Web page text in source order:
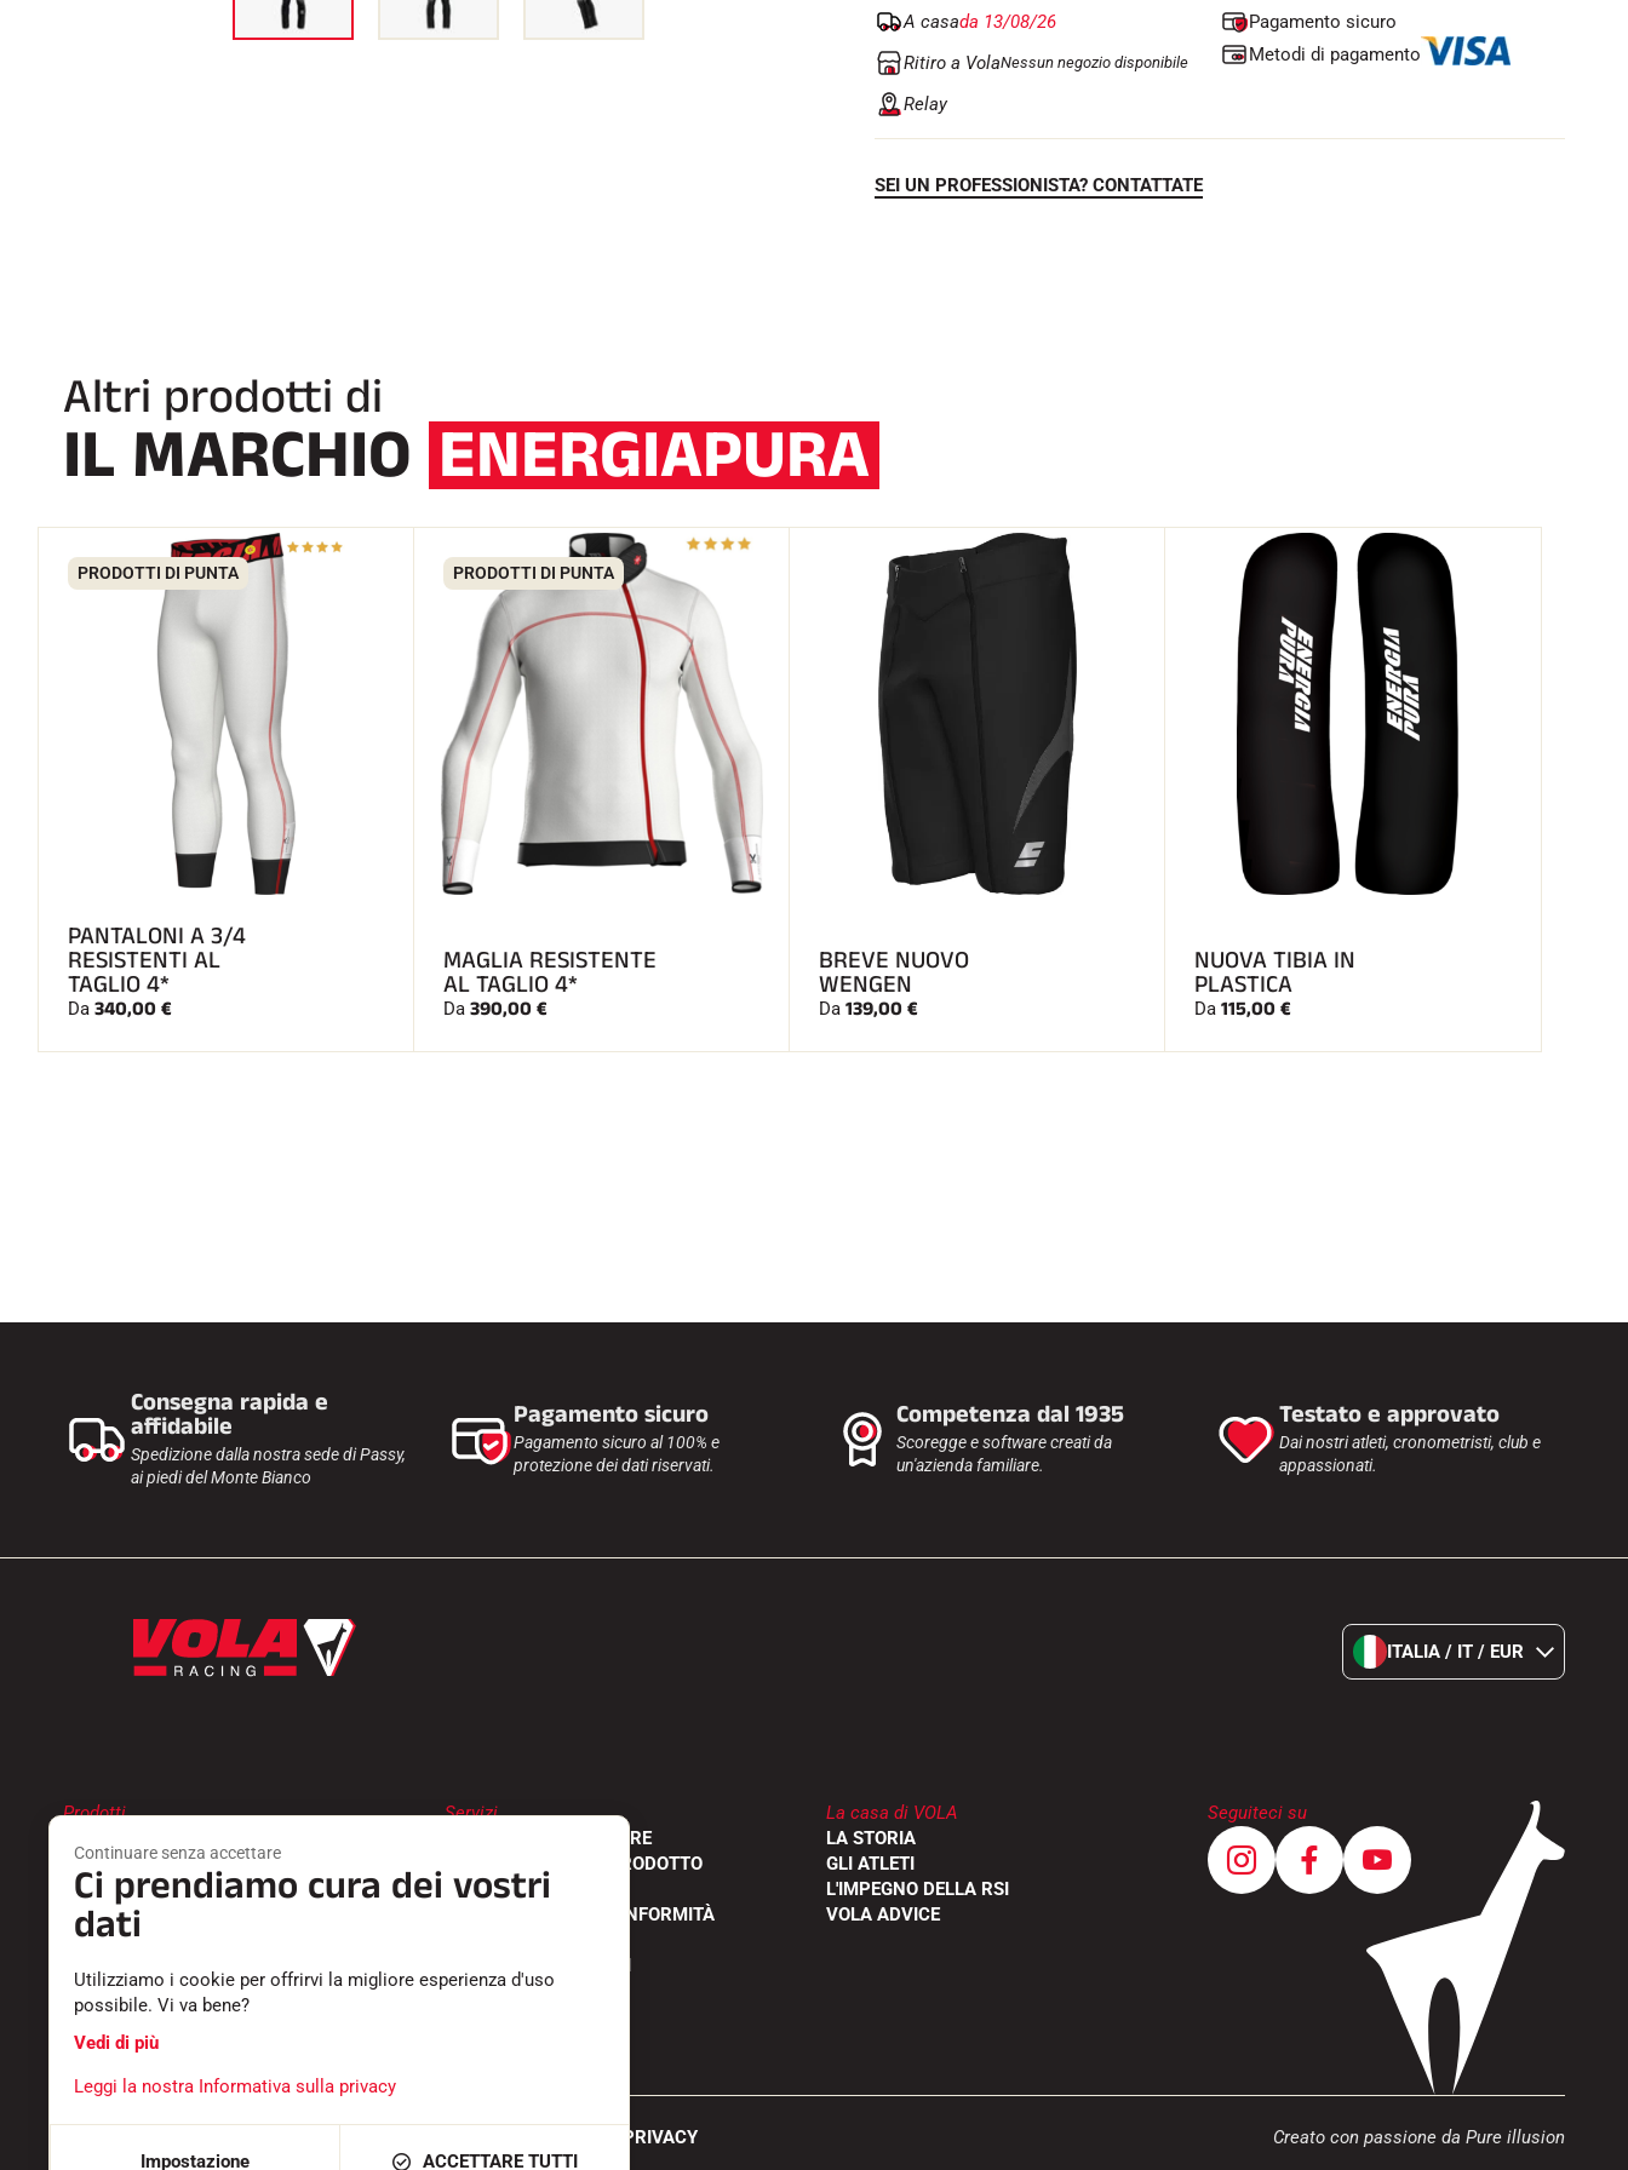
A casada 13/08/26
Ritiro a VolaNessun negozio disponibile
Relay
Pagamento sicuro
Metodi di pagamento
SEI UN PROFESSIONISTA? CONTATTATE
Altri prodotti di
IL MARCHIO ENERGIAPURA
PRODOTTI DI PUNTA
PANTALONI A 3/4
RESISTENTI AL
TAGLIO 4*
Da 340,00 €
PRODOTTI DI PUNTA
MAGLIA RESISTENTE
AL TAGLIO 4*
Da 390,00 €
BREVE NUOVO
WENGEN
Da 139,00 €
NUOVA TIBIA IN
PLASTICA
Da 115,00 €
Consegna rapida e
affidabile
Spedizione dalla nostra sede di Passy,
ai piedi del Monte Bianco
Pagamento sicuro
Pagamento sicuro al 100% e
protezione dei dati riservati.
Competenza dal 1935
Scoregge e software creati da
un'azienda familiare.
Testato e approvato
Dai nostri atleti, cronometristi, club e
appassionati.
ITALIA / IT / EUR
Prodotti
ACCESSORI
ATTREZZATURA
TESSILE
TEMPISTICA
Servizi
TROVA UN RIVENDITORE
RESTITUZIONE DEL PRODOTTO
CATALOGHI
DICHIARAZIONI DI CONFORMITÀ
DOMANDE FREQUENTI
La casa di VOLA
LA STORIA
GLI ATLETI
L'IMPEGNO DELLA RSI
VOLA ADVICE
Seguiteci su
INFORMATIVA SULLA PRIVACY Creato con passione da Pure illusion
Continuare senza accettare
Ci prendiamo cura dei vostri
dati
Utilizziamo i cookie per offrirvi la migliore esperienza d'uso
possibile. Vi va bene?
Vedi di più
Leggi la nostra Informativa sulla privacy
Impostazione ACCETTARE TUTTI